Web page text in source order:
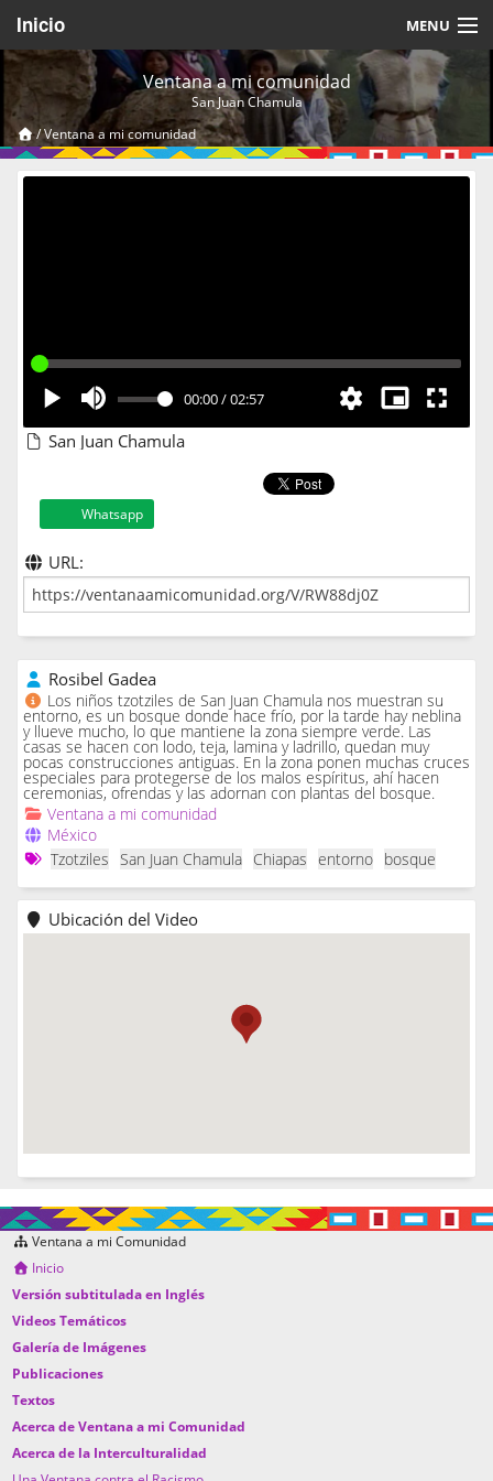
Inicio MENU
Acerca de
Videos Temáticos
Cerrar Sesión
Ventana a mi comunidad
San Juan Chamula
/Ventana a mi comunidad
00:00/02:57
San Juan Chamula
Whatsapp
URL:
Rosibel Gadea
Los niños tzotziles de San Juan Chamula nos muestran su
entorno, es un bosque donde hace frío, por la tarde hay neblina
y llueve mucho, lo que mantiene la zona siempre verde. Las
casas se hacen con lodo, teja, lamina y ladrillo, quedan muy
pocas construcciones antiguas. En la zona ponen muchas cruces
especiales para protegerse de los malos espíritus, ahí hacen
ceremonias, ofrendas y las adornan con plantas del bosque.
Ventana a mi comunidad
México
Tzotziles
San Juan Chamula Chiapas entorno bosque
Ubicación del Video
Ventana a mi Comunidad
Inicio
Versión subtitulada en Inglés
Videos Temáticos
Galería de Imágenes
Publicaciones
Textos
Acerca de Ventana a mi Comunidad
Acerca de la Interculturalidad